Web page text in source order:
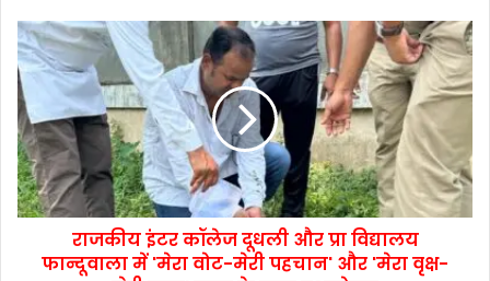
राजकीय इंटर कॉलेज दूधली और प्रा विद्यालय
फान्दूवाला में 'मेरा वोट-मेरी पहचान' और 'मेरा वृक्ष-